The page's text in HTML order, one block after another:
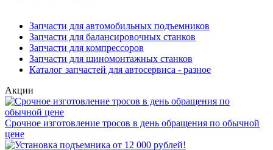
Запчасти для автомобильных подъемников
Запчасти для балансировочных станков
Запчасти для компрессоров
Запчасти для шиномонтажных станков
Каталог запчастей для автосервиса - разное
Акции
Срочное изготовление тросов в день обращения по обычной
цене